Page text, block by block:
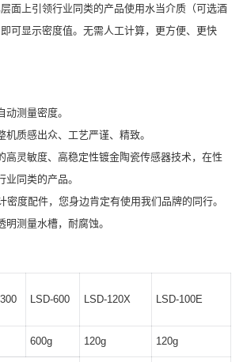
面上引领行业同类的产品使用水当介质（可选酒
可显示密度值。无需人工计算，更方便、更快
测量密度。
机质感出众、工艺严谨、精致。
高灵敏度、高稳定性镀金陶瓷传感器技术，在性
同类的产品。
密度配件，您身边肯定有使用我们品牌的同行。
明测量水槽，耐腐蚀。
LSD-600 LSD-120X LSD-100E
600g 120g 120g